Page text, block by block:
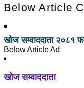
Below Article
खोज सम्वाददाता २०८१
Below Article Ad
खोज सम्वाददाता